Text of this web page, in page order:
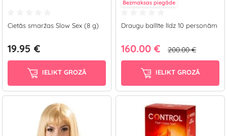
Cietās smaržas Slow Sex (8 g)
19.95 €
IELIKT GROZĀ
Bezmaksas piegāde
Draugu ballīte līdz 10 personām
160.00 € 200.00 €
IELIKT GROZĀ